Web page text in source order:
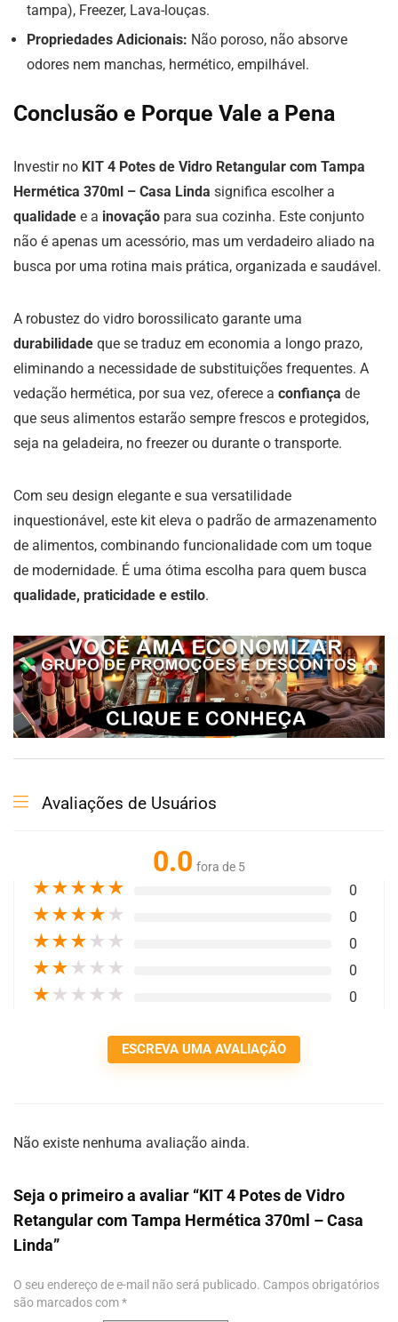
tampa), Freezer, Lava-louças.
Propriedades Adicionais: Não poroso, não absorve
odores nem manchas, hermético, empilhável.
Conclusão e Porque Vale a Pena
Investir no KIT 4 Potes de Vidro Retangular com Tampa
Hermética 370ml – Casa Linda significa escolher a
qualidade e a inovação para sua cozinha. Este conjunto
não é apenas um acessório, mas um verdadeiro aliado na
busca por uma rotina mais prática, organizada e saudável.
A robustez do vidro borossilicato garante uma
durabilidade que se traduz em economia a longo prazo,
eliminando a necessidade de substituições frequentes. A
vedação hermética, por sua vez, oferece a confiança de
que seus alimentos estarão sempre frescos e protegidos,
seja na geladeira, no freezer ou durante o transporte.
Com seu design elegante e sua versatilidade
inquestionável, este kit eleva o padrão de armazenamento
de alimentos, combinando funcionalidade com um toque
de modernidade. É uma ótima escolha para quem busca
qualidade, praticidade e estilo.
Avaliações de Usuários
0.0 fora de 5
★★★★★ 0
★★★★ ★ 0
★★★ ★ ★ 0
★★ ★ ★ ★ 0
★ ★ ★ ★ ★ 0
ESCREVA UMA AVALIAÇÃO
Não existe nenhuma avaliação ainda.
Seja o primeiro a avaliar “KIT 4 Potes de Vidro
Retangular com Tampa Hermética 370ml – Casa
Linda”
O seu endereço de e-mail não será publicado. Campos obrigatórios
são marcados com*